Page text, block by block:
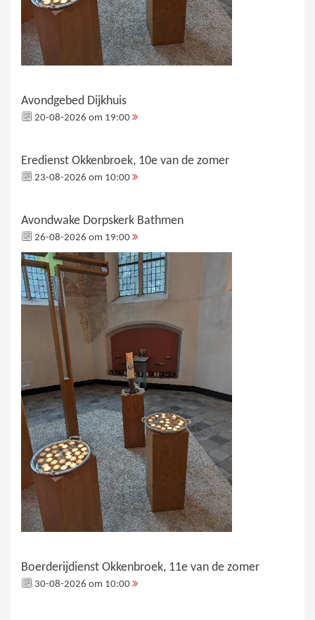
Avondgebed Dijkhuis
20-08-2026 om 19:00
Eredienst Okkenbroek, 10e van de zomer
23-08-2026 om 10:00
Avondwake Dorpskerk Bathmen
26-08-2026 om 19:00
Boerderijdienst Okkenbroek, 11e van de zomer
30-08-2026 om 10:00